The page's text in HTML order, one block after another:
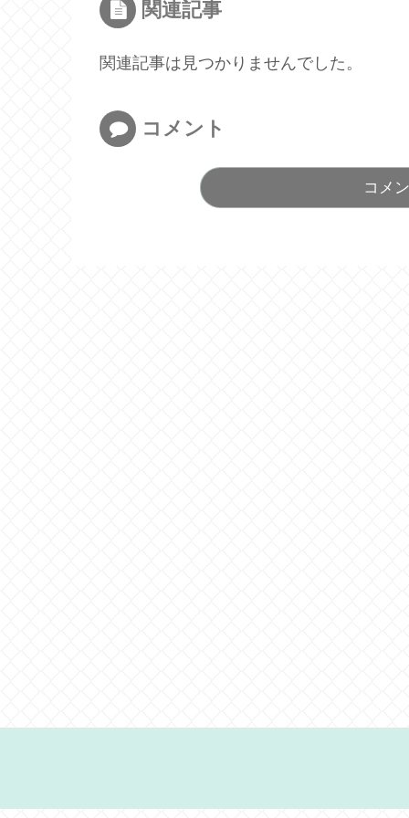
関連記事
関連記事は見つかりませんでした。
コメント
コメ